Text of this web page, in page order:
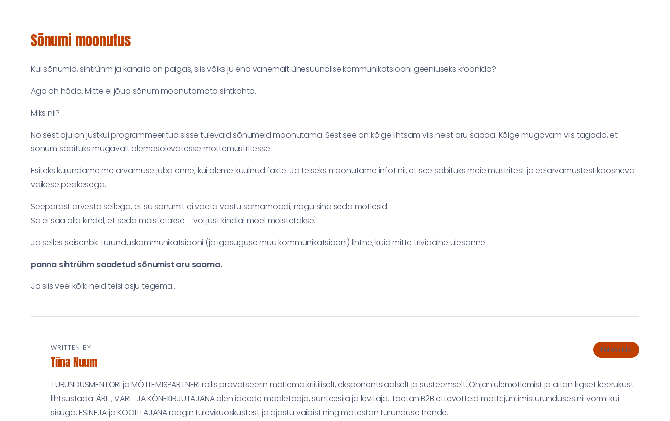
Sõnumi moonutus
Kui sõnumid, sihtrühm ja kanalid on paigas, siis võiks ju end vähemalt ühesuunalise kommunikatsiooni geeniuseks kroonida?
Aga oh häda. Mitte ei jõua sõnum moonutamata sihtkohta.
Miks nii?
No sest aju on justkui programmeeritud sisse tulevaid sõnumeid moonutama. Sest see on kõige lihtsam viis neist aru saada. Kõige mugavam viis tagada, et
sõnum sobituks mugavalt olemasolevatesse mõttemustritesse.
Esiteks kujundame me arvamuse juba enne, kui oleme kuulnud fakte. Ja teiseks moonutame infot nii, et see sobituks meie mustritest ja eelarvamustest koosneva
väikese peakesega.
Seepärast arvesta sellega, et su sõnumit ei võeta vastu samamoodi, nagu sina seda mõtlesid.
Sa ei saa olla kindel, et seda mõistetakse – või just kindlal moel mõistetakse.
Ja selles seisenbki turunduskommunikatsiooni (ja igasuguse muu kommunikatsiooni) lihtne, kuid mitte triviaalne ülesanne:
panna sihtrühm saadetud sõnumist aru saama.
Ja siis veel kõiki neid teisi asju tegema…
Follow Me
WRITTEN BY
Tiina Nuum
TURUNDUSMENTORI ja MÕTLEMISPARTNERI rollis provotseerin mõtlema kriitiliselt, eksponentsiaalselt ja süsteemselt. Ohjan ülemõtlemist ja aitan liigset keerukust
lihtsustada. ÄRI-, VARI- JA KÕNEKIRJUTAJANA olen ideede maaletooja, sünteesija ja levitaja. Toetan B2B ettevõtteid mõttejuhtimisturunduses nii vormi kui
sisuga. ESINEJA ja KOOLITAJANA räägin tulevikuoskustest ja ajastu vaibist ning mõtestan turunduse trende.